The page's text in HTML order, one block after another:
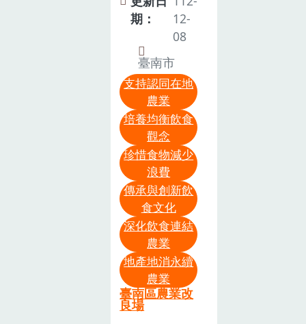
長情形↑張淳
淳助理研究員
化身昆蟲老師
帶領小朋友觀
察菸盲椿象↑
小朋友用昆蟲
觀察瓶觀察授
粉昆蟲-熊蜂
農會民雄堆肥
場－循環場域
示範觀摩會現
場近80位民眾
↑本場毛壬杰
助理研究員說
明禽糞堆肥施
用硬質玉米田
效益評估↑大
成長城公司莊
政遠課長說明
堆肥化管理流
程↑本場於嘉
義縣農會民雄
堆肥場進行不
同配方比較的
堆肥處理試驗
栽培心得↑朱
詠筑助理研究
員介紹茄砧新
品種‘臺南1
號’↑吳雅芳副
研究員說明田
間常見病蟲害
管理方法↑田
間實際瞭解新
品種‘臺南1
號’與對照品種
的差別↑各家
與會業者、研
究人員及農友
於田間交流熱
絡
良場推出兩個
新品種，提供
農民蒜頭採收
後，種植水稻
之外另一選
擇。示範合作
農友丁建仁先
生說明田間管
理相當省工，
每分地基肥與
追肥都僅需要
一包，並進行
田間排水作
業、防止梅雨
期間積水，而
栽培管理的關
鍵是進行秋行
節，本次研討
會邀請國內多
位重量級土壤
與碳匯專家學
者，深入探討
土壤分析、土
壤健康指標、
碳匯量測的不
確定性，以及
土壤有機質對
農業土壤健康
的影響。透過
案例研究分
享、技術創新
展示等面向，
共同為土壤碳
匯管理尋找對
策。研討會的
業部今（2）
日於臺南新化
的臺南區農業
改良場及畜產
試驗所辦理
「日日好農
2023食農教育
暨農畜聯合開
放日及第27屆
種苗節活
動」，上午陳
代理部長駿季
蒞臨現場，說
明食農教育迄
今的成果，感
謝所有共同協
力推動的單
期：
12-
08
臺南市
支持認同在地
農業
培養均衡飲食
觀念
珍惜食物減少
浪費
傳承與創新飲
食文化
深化飲食連結
農業
地產地消永續
農業
臺南區農業改
良場